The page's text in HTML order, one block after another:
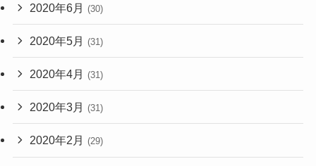
2020年6月 (30)
2020年5月 (31)
2020年4月 (31)
2020年3月 (31)
2020年2月 (29)